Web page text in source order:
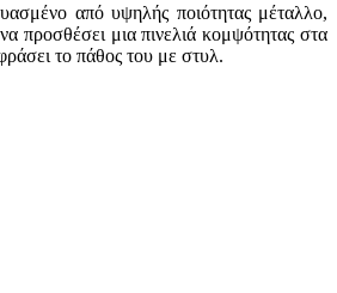
από υψηλής ποιότητας μέταλλο,
προσθέσει μια πινελιά κομψότητας στα
το πάθος του με στυλ.